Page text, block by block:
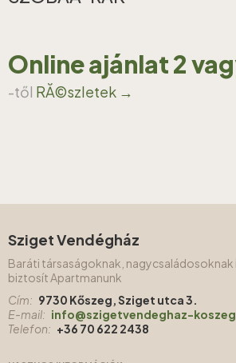
Online ajánlat 2
-től RĂ©szletek →
Sziget Vendégház
Baráti társaságoknak, nagycsaládosoknak
biztosít Apartmanunk
Cím: 9730 Kőszeg, Sziget utca 3.
E-mail: info@szigetvendeghaz-
Telefon: +36 70 622 2438